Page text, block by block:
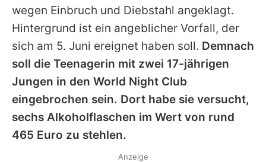
wegen Einbruch und Diebstahl angeklagt.
Hintergrund ist ein angeblicher Vorfall, der
sich am 5. Juni ereignet haben soll. Demnach
soll die Teenagerin mit zwei 17-jährigen
Jungen in den World Night Club
eingebrochen sein. Dort habe sie versucht,
sechs Alkoholflaschen im Wert von rund
465 Euro zu stehlen.
Anzeige